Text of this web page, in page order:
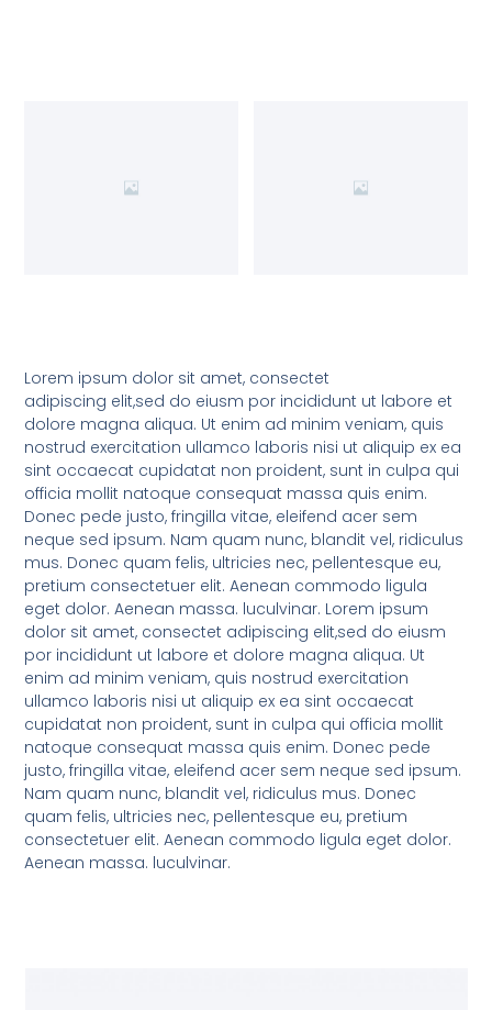
Lorem ipsum dolor sit amet, consectet
adipiscing elit,sed do eiusm por incididunt ut labore et
dolore magna aliqua. Ut enim ad minim veniam, quis
nostrud exercitation ullamco laboris nisi ut aliquip ex ea
sint occaecat cupidatat non proident, sunt in culpa qui
officia mollit natoque consequat massa quis enim.
Donec pede justo, fringilla vitae, eleifend acer sem
neque sed ipsum. Nam quam nunc, blandit vel, ridiculus
mus. Donec quam felis, ultricies nec, pellentesque eu,
pretium consectetuer elit. Aenean commodo ligula
eget dolor. Aenean massa. luculvinar. Lorem ipsum
dolor sit amet, consectet adipiscing elit,sed do eiusm
por incididunt ut labore et dolore magna aliqua. Ut
enim ad minim veniam, quis nostrud exercitation
ullamco laboris nisi ut aliquip ex ea sint occaecat
cupidatat non proident, sunt in culpa qui officia mollit
natoque consequat massa quis enim. Donec pede
justo, fringilla vitae, eleifend acer sem neque sed ipsum.
Nam quam nunc, blandit vel, ridiculus mus. Donec
quam felis, ultricies nec, pellentesque eu, pretium
consectetuer elit. Aenean commodo ligula eget dolor.
Aenean massa. luculvinar.